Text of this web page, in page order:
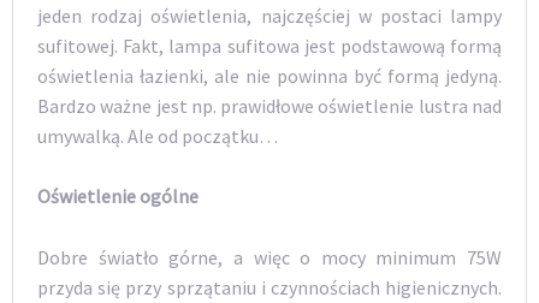
jeden rodzaj oświetlenia, najczęściej w postaci lampy
sufitowej. Fakt, lampa sufitowa jest podstawową formą
oświetlenia łazienki, ale nie powinna być formą jedyną.
Bardzo ważne jest np. prawidłowe oświetlenie lustra nad
umywalką. Ale od początku…
Oświetlenie ogólne
Dobre światło górne, a więc o mocy minimum 75W
przyda się przy sprzątaniu i czynnościach higienicznych.